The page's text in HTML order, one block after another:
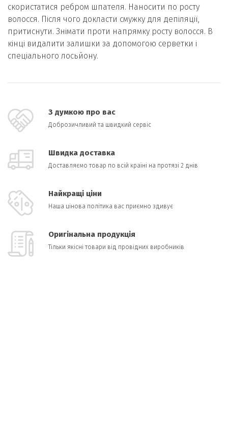
скористатися ребром шпателя. Наносити по росту
волосся. Після чого докласти смужку для депіляції,
притиснути. Знімати проти напрямку росту волосся. В
кінці видалити залишки за допомогою серветки і
спеціального лосьйону.
З думкою про вас
Доброзичливий та швидкий сервіс
Швидка доставка
Доставляємо товар по всій країні на протязі 2 днів
Найкращі ціни
Наша цінова політика вас приємно здивує
Оригінальна продукція
Тільки якісні товари від провідних виробників